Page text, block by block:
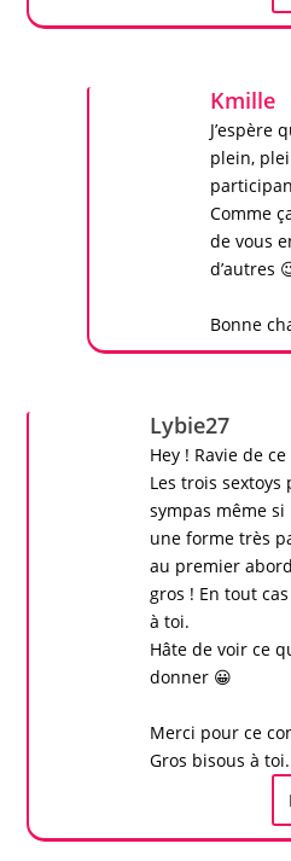
Kmille
J’espère
plein,
Comme
de vous
d’autres
Bonne
Lybie27
Hey ! Ravie de ce
Les troissextoys
sympas même si
une forme très
au premier
gros ! En tout
à toi.
Hâte de voir ce
donner 😀
Merci pour ce
Gros bisous à toi.